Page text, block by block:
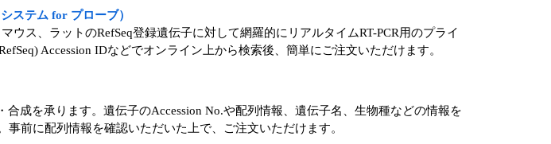
ステム for プローブ）
ウス、ラットのRefSeq登録遺伝子に対して網羅的にリアルタイムRT-PCR用のプライ
Accession IDなどでオンライン上から検索後、簡単にご注文いただけます。
成を承ります。遺伝子のAccession No.や配列情報、遺伝子名、生物種などの情報を
事前に配列情報を確認いただいた上で、ご注文いただけます。